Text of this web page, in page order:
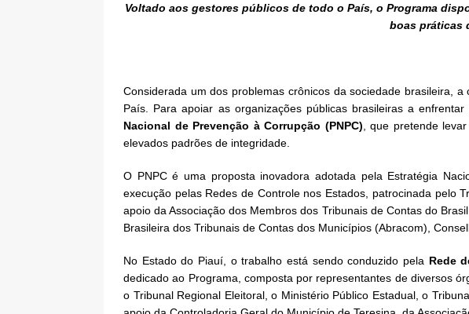
Voltado aos gestores públicos de todo o País, o Programa
boas práticas
Considerada um dos problemas crônicos da sociedade brasileira,
País. Para apoiar as organizações públicas brasileiras a
Nacional de Prevenção à Corrupção (PNPC) , que pretende
elevados padrões de integridade.
O PNPC é uma proposta inovadora adotada pela Estratégia
execução pelas Redes de Controle nos Estados, patrocinada pelo
apoio da Associação dos Membros dos Tribunais de Contas do
Brasileira dos Tribunais de Contas dos Municípios (Abracom),
No Estado do Piauí, o trabalho está sendo conduzido pela Rede
dedicado ao Programa, composta por representantes de diversos
o Tribunal Regional Eleitoral, o Ministério Público Estadual, o